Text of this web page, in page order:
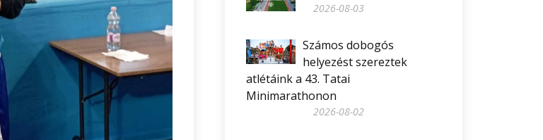
2026-08-03
Számos dobogós
helyezést szereztek
atlétáink a 43. Tatai
Minimarathonon
2026-08-02